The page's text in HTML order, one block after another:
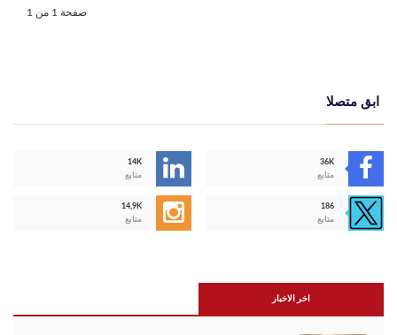
صفحة 1 من 1
ابق متصلا
14K
متابع
36K
متابع
14,9K
متابع
186
متابع
اخر الاخبار